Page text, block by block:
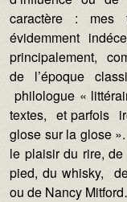
caractère : mes
évidemment
principalement,
de l’époque
philologue «
textes, et parfois
glose sur la glose
le plaisir du rire,
pied, du whisky,
ou de Nancy